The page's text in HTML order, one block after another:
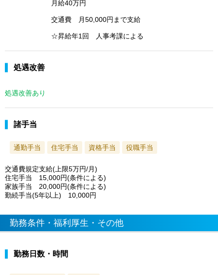
月給40万円
交通費 月50,000円まで支給
☆昇給年1回 人事考課による
処遇改善
処遇改善あり
諸手当
通勤手当 住宅手当 資格手当 役職手当
交通費規定支給(上限5万円/月)
住宅手当 15,000円(条件による)
家族手当 20,000円(条件による)
勤続手当(5年以上) 10,000円
勤務条件・福利厚生・その他
勤務日数・時間